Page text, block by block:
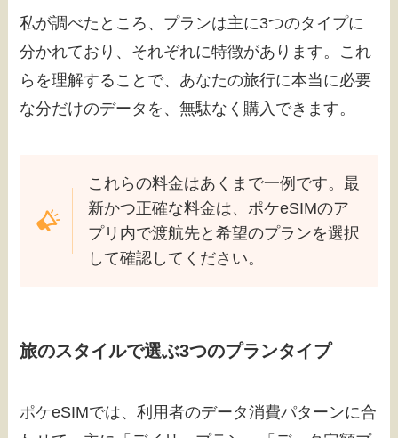
私が調べたところ、プランは主に3つのタイプに
分かれており、それぞれに特徴があります。これ
らを理解することで、あなたの旅行に本当に必要
な分だけのデータを、無駄なく購入できます。
これらの料金はあくまで一例です。最
新かつ正確な料金は、ポケeSIMのア
プリ内で渡航先と希望のプランを選択
して確認してください。
旅のスタイルで選ぶ3つのプランタイプ
ポケeSIMでは、利用者のデータ消費パターンに合